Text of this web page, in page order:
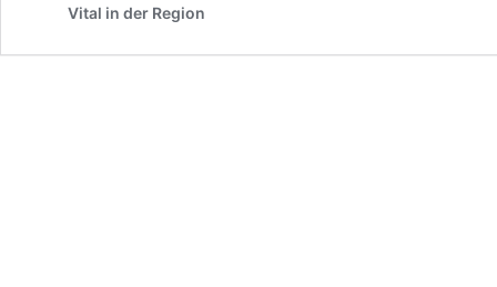
Vital in der Region